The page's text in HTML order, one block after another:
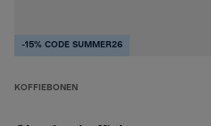
-15% CODE SUMMER26
KOFFIEBONEN